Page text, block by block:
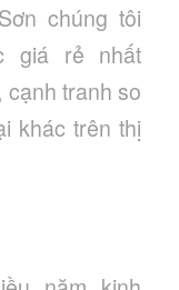
chúng tôi
giá rẻ nhất
cạnh tranh so
khác trên thị